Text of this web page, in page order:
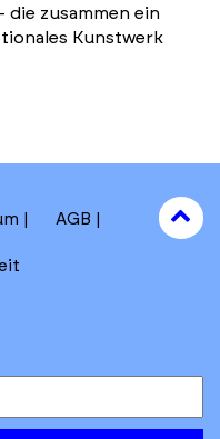
die zusammen ein
Kunstwerk
AGB
to
top